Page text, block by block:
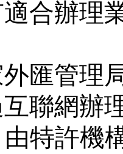
適合辦理
外匯管理
聯網辦
特許機